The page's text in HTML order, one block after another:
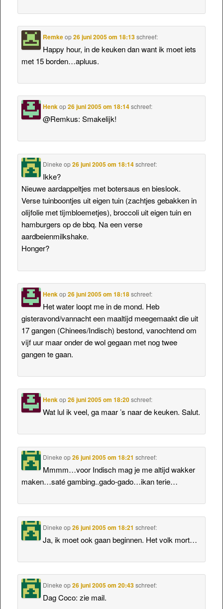
Remkeop26 juni 2005 om 18:13 schreef:
Happy hour, in de keuken dan want ik moet iets
met 15 borden…apluus.
Henkop26 juni 2005 om 18:14 schreef:
@Remkus: Smakelijk!
Dineke op26 juni 2005 om 18:14 schreef:
Ikke?
Nieuwe aardappeltjes met botersaus en bieslook.
Verse tuinboontjes uit eigen tuin (zachtjes gebakken in
olijfolie met tijmbloemetjes), broccoli uit eigen tuin en
hamburgers op de bbq. Na een verse
aardbeienmilkshake.
Honger?
Henkop26 juni 2005 om 18:18 schreef:
Het water loopt me in de mond. Heb
gisteravond/vannacht een maaltijd meegemaakt die uit
17 gangen (Chinees/Indisch) bestond, vanochtend om
vijf uur maar onder de wol gegaan met nog twee
gangen te gaan.
Henkop26 juni 2005 om 18:20 schreef:
Wat lul ik veel, ga maar ’s naar de keuken. Salut.
Dineke op26 juni 2005 om 18:21 schreef:
Mmmm…voor Indisch mag je me altijd wakker
maken…saté gambing..gado-gado…ikan terie…
Dineke op26 juni 2005 om 18:21 schreef:
Ja, ik moet ook gaan beginnen. Het volk mort…
Dineke op26 juni 2005 om 20:43 schreef:
Dag Coco: zie mail.